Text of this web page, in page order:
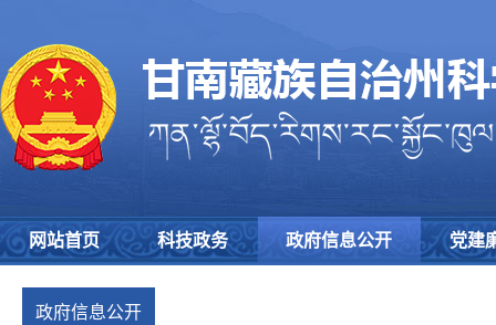
网站首页 科技政务 政府信息公开 党建
政府信息公开